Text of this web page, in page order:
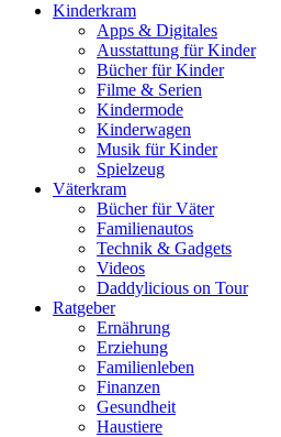
Kinderkram
Apps & Digitales
Ausstattung für Kinder
Bücher für Kinder
Filme & Serien
Kindermode
Kinderwagen
Musik für Kinder
Spielzeug
Väterkram
Bücher für Väter
Familienautos
Technik & Gadgets
Videos
Daddylicious on Tour
Ratgeber
Ernährung
Erziehung
Familienleben
Finanzen
Gesundheit
Haustiere